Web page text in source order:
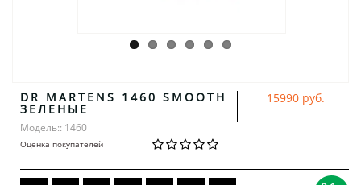
DR MARTENS 1460 SMOOTH
ЗЕЛЕНЫЕ
Модель:: 1460
Оценка покупателей
15990 руб.